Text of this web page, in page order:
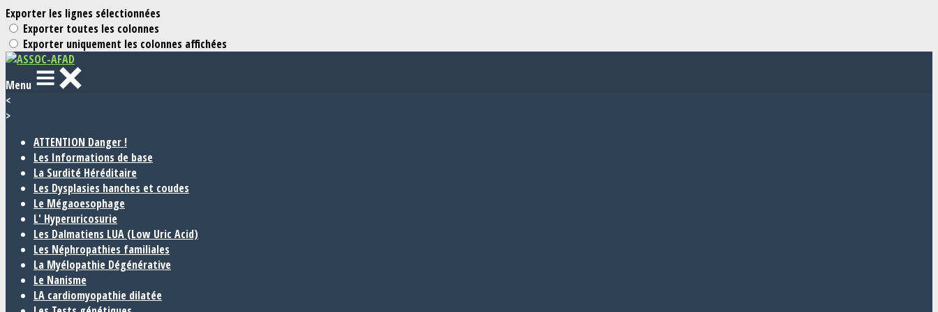
Exporter les lignes sélectionnées
Exporter toutes les colonnes
Exporter uniquement les colonnes affichées
Menu
<
>
ATTENTION Danger !
Les Informations de base
La Surdité Héréditaire
Les Dysplasies hanches et coudes
Le Mégaoesophage
L' Hyperuricosurie
Les Dalmatiens LUA (Low Uric Acid)
Les Néphropathies familiales
La Myélopathie Dégénérative
Le Nanisme
LA cardiomyopathie dilatée